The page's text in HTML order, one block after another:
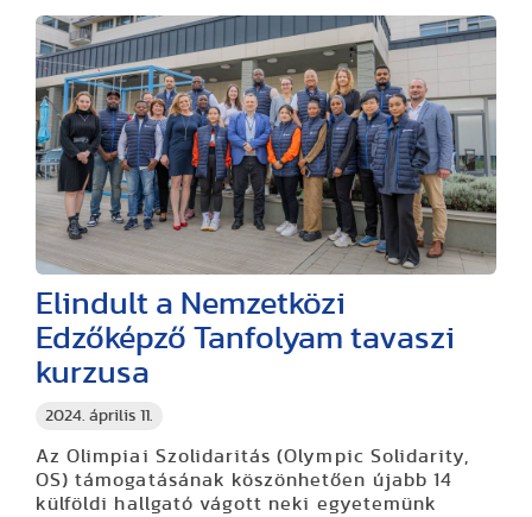
2024. április 11.
Elindult a Nemzetközi
Edzőképző Tanfolyam tavaszi
kurzusa
Az Olimpiai Szolidaritás (Olympic Solidarity,
OS) támogatásának köszönhetően újabb 14
külföldi hallgató vágott neki egyetemünk